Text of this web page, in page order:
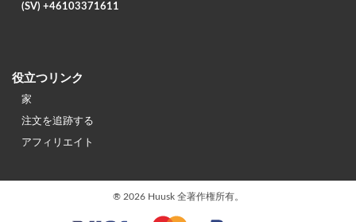
(SV) +46103371611
役立つリンク
家
注文を追跡する
アフィリエイト
® 2026 Huusk 全著作権所有。